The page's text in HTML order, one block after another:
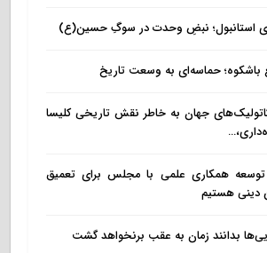
استانبول؛ نبضِ وحدت در سوگِ حسین(ع)
باشکوه؛ حماسه‌ای به وسعت تاریخ
جهان به خاطر نقش تاریخی کلیسا
توسعه همکاری علمی با مجلس برای تعمیق
دینی هستیم
بدانند زمان به عقب برنخواهد گشت